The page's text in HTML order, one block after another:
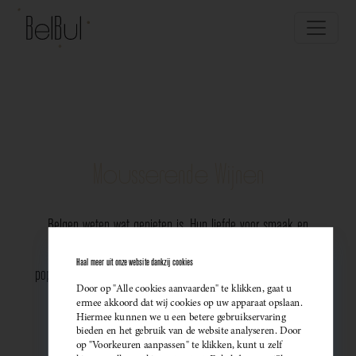
Belgen weten wat genieten is. Hun liefde voor smaak en
populariteit van Belgische mousserende wijnen. Meer dan ooit
kiezen ze bewust voor lokale bubbels — ideaal als
sprankelend aperitief of als verfijnde match bij een
gastronomisch diner. Santé!
Haal meer uit onze website dankzij cookies
Door op "Alle cookies aanvaarden" te klikken, gaat u
ermee akkoord dat wij cookies op uw apparaat opslaan.
Hiermee kunnen we u een betere gebruikservaring
bieden en het gebruik van de website analyseren. Door
op "Voorkeuren aanpassen" te klikken, kunt u zelf